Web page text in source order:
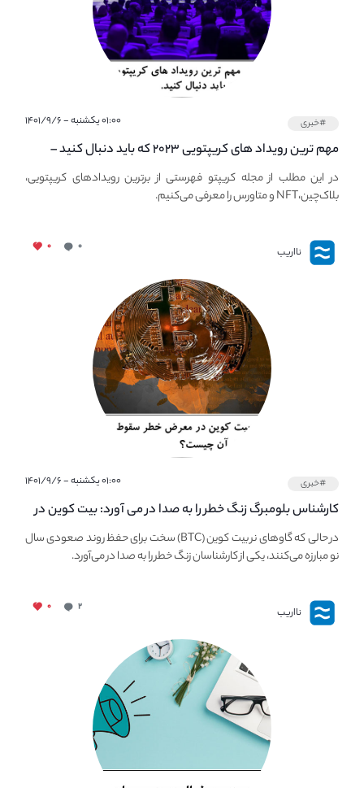
#خبری ۰۱:۰۰ یکشنبه - ۱۴۰۱/۹/۶
مهم ترین رویداد های کریپتویی ۲۰۲۳ که باید دنبال کنید –
معرفی بهترین رویداد های جهانی
در این مطلب از مجله کریپتو فهرستی از برترین رویدادهای کریپتویی،
بلاک‌چین،NFT و متاورس را معرفی می‌کنیم.
نااریب ۰ ۰
#خبری ۰۱:۰۰ یکشنبه - ۱۴۰۱/۹/۶
کارشناس بلومبرگ زنگ خطر را به صدا در می آورد: بیت کوین در
معرض خطر سقوط بزرگ است - دلیل آن چیست؟در حالی که گاوهای نر بیت کوین (BTC) سخت برای حفظ روند صعودی سال
نو مبارزه می‌کنند، یکی از کارشناسان زنگ خطر را به صدا در می‌آورد.
نااریب ۲ ۰